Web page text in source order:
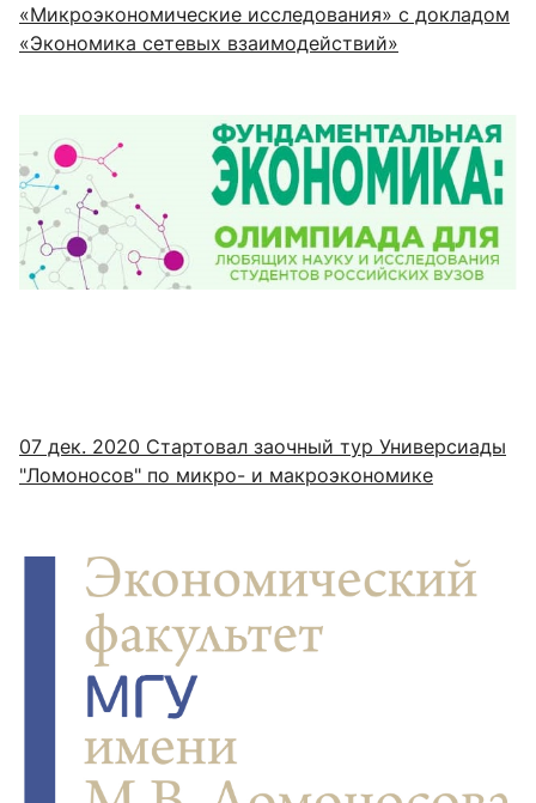
«Микроэкономические исследования» с докладом
«Экономика сетевых взаимодействий»
07 дек. 2020 Стартовал заочный тур Универсиады
"Ломоносов" по микро- и макроэкономике